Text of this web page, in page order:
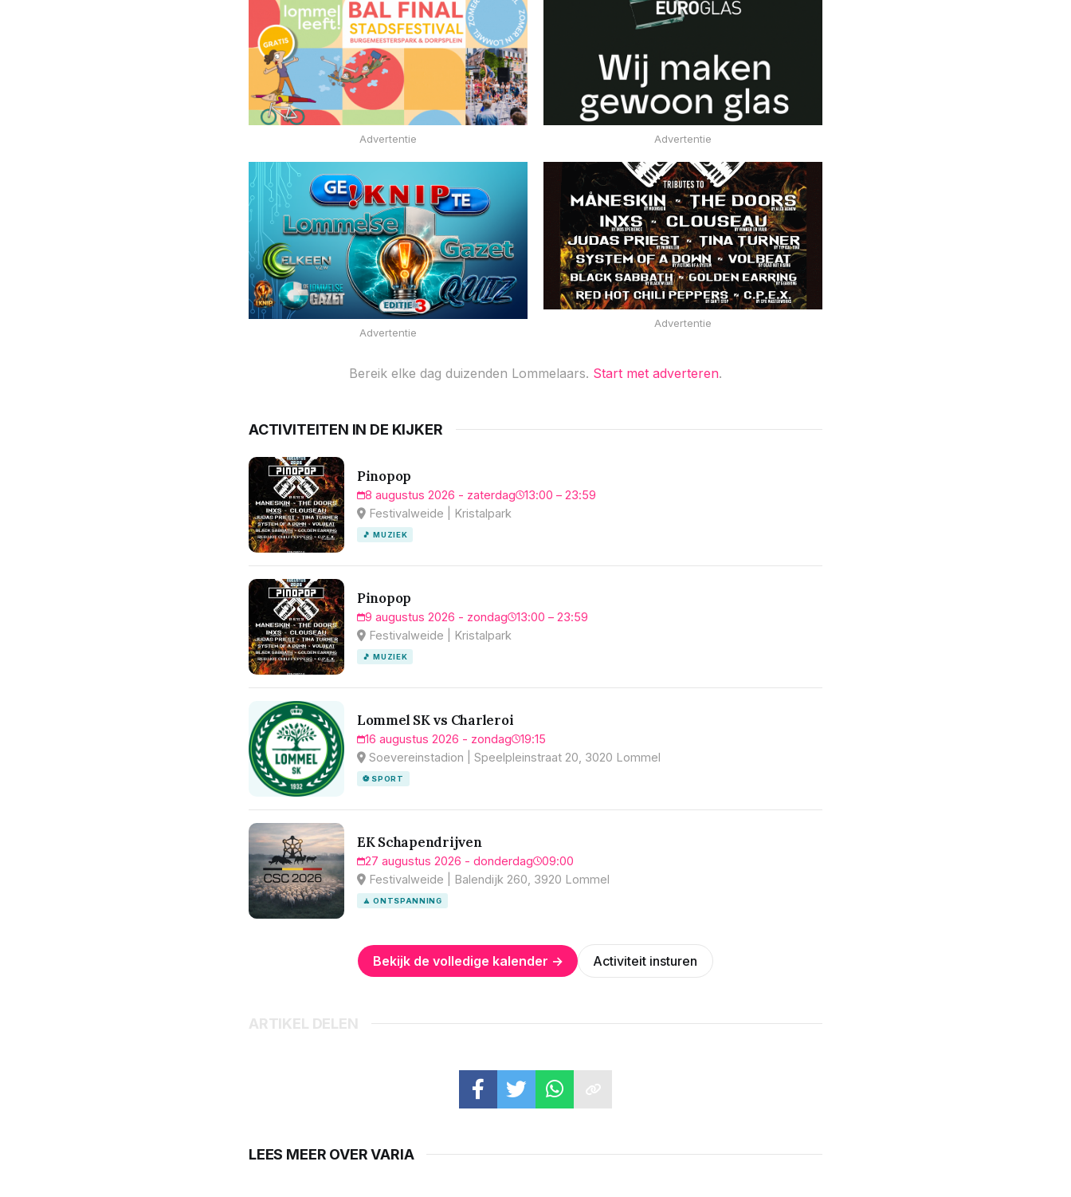
Advertentie Advertentie
Advertentie
Advertentie
Bereik elke dag duizenden Lommelaars. Start met adverteren.
ACTIVITEITEN IN DE KIJKER
Pinopop
8 augustus 2026 - zaterdag
13:00 – 23:59
Festivalweide | Kristalpark
🎵 MUZIEK
Pinopop
9 augustus 2026 - zondag
13:00 – 23:59
Festivalweide | Kristalpark
🎵 MUZIEK
Lommel SK vs Charleroi
16 augustus 2026 - zondag
19:15
Soevereinstadion | Speelpleinstraat 20, 3020 Lommel
⚽ SPORT
EK Schapendrijven
27 augustus 2026 - donderdag
09:00
Festivalweide | Balendijk 260, 3920 Lommel
🧘 ONTSPANNING
Bekijk de volledige kalender → Activiteit insturen
ARTIKEL DELEN
LEES MEER OVER VARIA